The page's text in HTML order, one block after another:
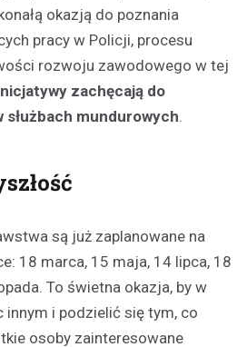
okazją do poznania
pracy w Policji, procesu
rozwoju zawodowego w tej
zachęcają do
służbach mundurowych.
są już zaplanowane na
18 marca, 15 maja, 14 lipca, 18
To świetna okazja, by w
i podzielić się tym, co
osoby zainteresowane